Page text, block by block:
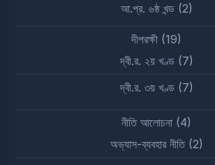
আ.প্র. ৬ষ্ঠ খন্ড(2)
দীপরক্ষী (19)
দ্বী.র. ২য় খণ্ড(7)
দ্বী.র. ৩য় খণ্ড(7)
নীতি আলোচনা (4)
অভ্যাস-ব্যবহার নীতি(2)